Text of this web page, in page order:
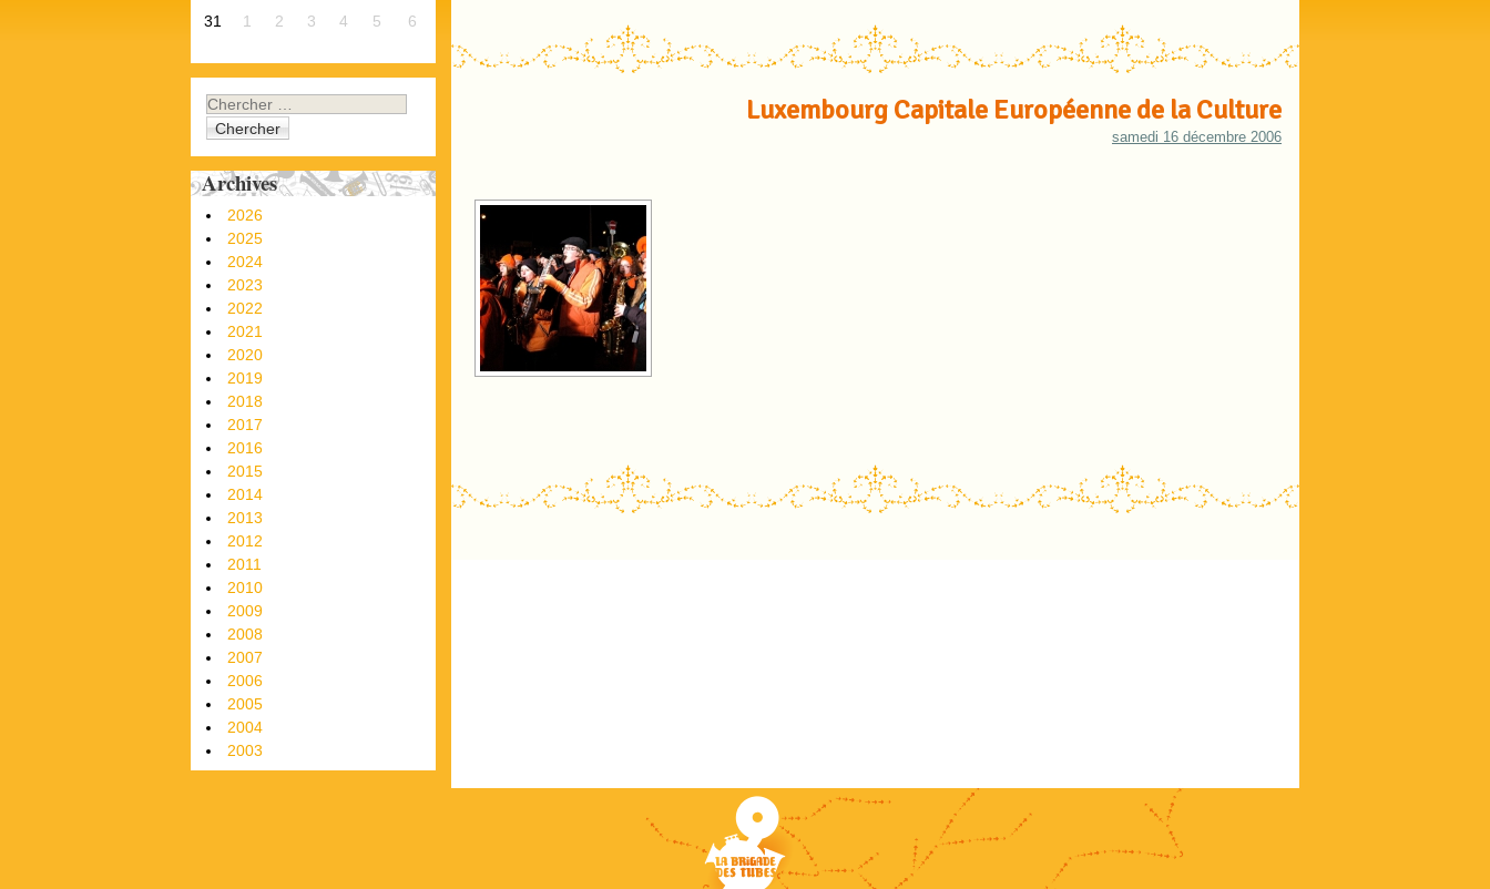
Luxembourg Capitale Européenne de la Culture
samedi 16 décembre 2006
31
1 2 3 4 5 6
Chercher
Archives
2026
2025
2024
2023
2022
2021
2020
2019
2018
2017
2016
2015
2014
2013
2012
2011
2010
2009
2008
2007
2006
2005
2004
2003